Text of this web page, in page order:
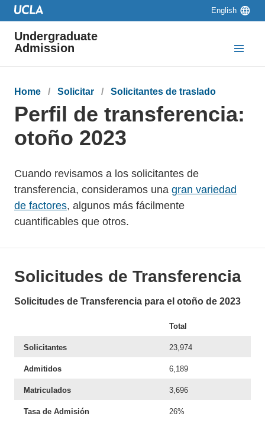
Language
switcher
English
Undergraduate
Admission
Breadcrumb
Home Solicitar Solicitantes de traslado
Perfil de transferencia:
otoño 2023
Cuando revisamos a los solicitantes de
transferencia, consideramos una gran variedad
de factores, algunos más fácilmente
cuantificables que otros.
Solicitudes de Transferencia
Solicitudes de Transferencia para el otoño de 2023
Total
Solicitantes 23,974
Admitidos 6,189
Matriculados 3,696
Tasa de Admisión 26%